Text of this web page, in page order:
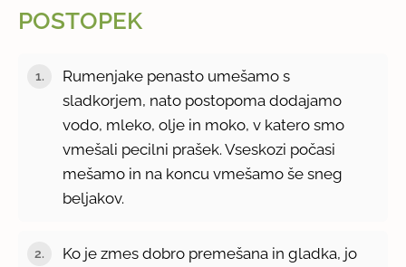
POSTOPEK
Rumenjake penasto umešamo s
sladkorjem, nato postopoma dodajamo
vodo, mleko, olje in moko, v katero smo
vmešali pecilni prašek. Vseskozi počasi
mešamo in na koncu vmešamo še sneg
beljakov.
Ko je zmes dobro premešana in gladka, jo